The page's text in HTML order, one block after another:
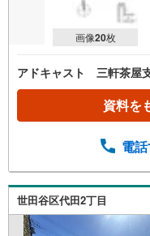
画像20枚
アドキャスト 三軒茶屋
資料を
電
世田谷区代田2丁目